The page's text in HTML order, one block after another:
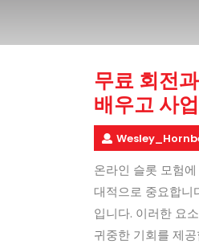
무료 회전
배우고 사
온라인 슬롯 모험
대적으로 중요합니
입니다. 이러한 요
귀중한 기회를 제